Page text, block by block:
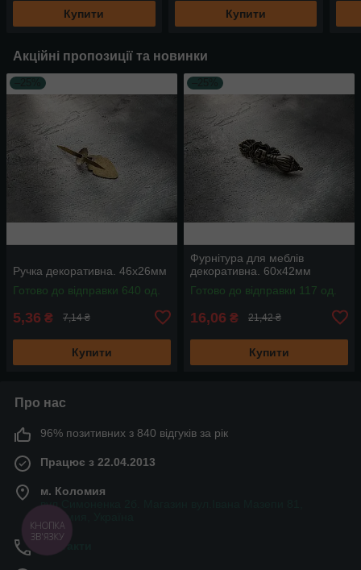
Купити Купити
Акційні пропозиції та новинки
Ручка декоративна. 46х26мм
Готово до відправки 640 од.
5,36 ₴ 7,14 ₴
Купити
Фурнітура для меблів
декоративна. 60х42мм
Готово до відправки 117 од.
16,06 ₴ 21,42 ₴
Купити
Про нас
96% позитивних з 840 відгуків за рік
Працює з 22.04.2013
м. Коломия
вул.Симоненка 2б. Магазин вул.Івана Мазепи 81,
Коломия, Україна
Контакти
КНОПКА
ЗВ'ЯЗКУ